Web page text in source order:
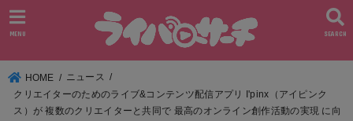
SEARCH
MENU
HOME
ニュース
クリエイターのためのライブ&コンテンツ配信アプリ I'pinx（アイピンク
ス）が 複数のクリエイターと共同で 最高のオンライン創作活動の実現 に向